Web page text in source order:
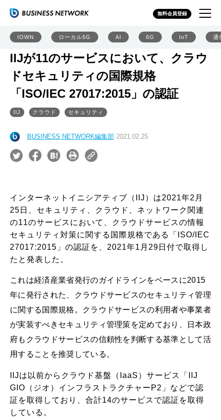
無料会員登録
IOWN ローカル5G AI 6G IoT 通
IIJが11のサービスにおいて、クラウ
ドセキュリティの国際規格
「ISO/IEC 27017:2015」の認証
IIJ クラウド セキュリティ
BUSINESS NETWORK編集部 2021.02.25
インターネットイニシアティブ（IIJ）は2021年2月
25日、セキュリティ、クラウド、ネットワーク関連
の11のサービスにおいて、クラウドサービスの情報
セキュリティ対策に関する国際規格である「ISO/IEC
27017:2015」の認証を、2021年1月29日付で取得し
たと発表した。
これは経済産業省発行のガイドラインをベースに2015
年に発行された、クラウドサービスのセキュリティ管理
に関する国際規格。クラウドサービスの利用者や事業者
が実装すべきセキュリティ管理策を定めており、日本政
府もクラウドサービスの信頼性を判断する基準として活
用することを推奨している。
IIJは以前からクラウド基盤（IaaS）サービス「IIJ
GIO（ジオ）インフラストラクチャーP2」などで認
証を取得しており、合計14のサービスで認証を取得
している。